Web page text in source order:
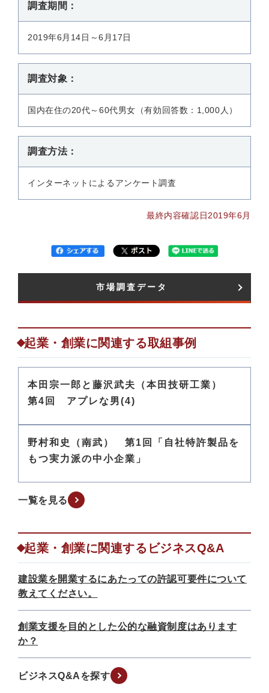
調査期間：
2019年6月14日～6月17日
調査対象：
国内在住の20代～60代男女（有効回答数：1,000人）
調査方法：
インターネットによるアンケート調査
最終内容確認日2019年6月
市場調査データ​
起業・創業に関連する取組事例
本田宗一郎と藤沢武夫（本田技研工業）
第4回 アプレな男(4)
野村和史（南武） 第1回「自社特許製品を
もつ実力派の中小企業」
一覧を見る
起業・創業に関連するビジネスQ&A
建設業を開業するにあたっての許認可要件について
教えてください。
創業支援を目的とした公的な融資制度はあります
か？
ビジネスQ&Aを探す